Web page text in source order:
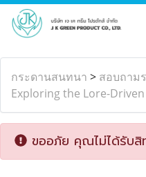
กระดานสนทนา > สอบถาม
Exploring the Lore-
ขออภัย คุณไม่ได้รับสิ